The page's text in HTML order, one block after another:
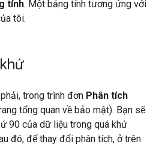
tính. Một bảng tính tương ứng với
tôi.
trong trình đơn Phân tích
tổng quan về bảo mật). Bạn sẽ
90 của dữ liệu trong quá khứ
đó, để thay đổi phân tích, ở trên